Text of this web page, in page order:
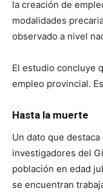
la creación de
modalidades
observado a nivel
El estudio concluye
empleo provincial.
Hasta la muerte
Un dato que
investigadores del
población en edad
se encuentran